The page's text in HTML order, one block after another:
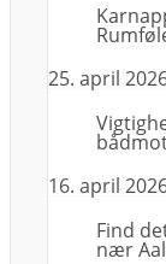
25. april
16. april
Find
nær